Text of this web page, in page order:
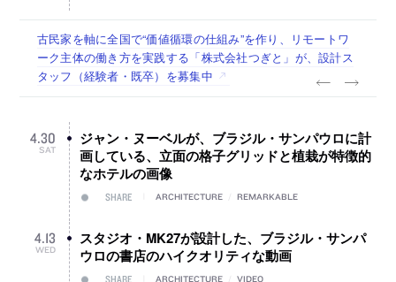
古民家を軸に全国で“価値循環の仕組み”を作り、リモートワ
ーク主体の働き方を実践する「株式会社つぎと」が、設計ス
タッフ（経験者・既卒）を募集中
リノベる株式会社が、設計パートナー (業務委託) を募集中
社会への影響力のある建築を手掛け、スタッフ同士で助け合
う環境づくりも行う「E.A.S.T.architects」が、設計スタッフ
（経験者・既卒・2027年新卒）を募集中
代官山を拠点に活動する「梅澤竜也 / ALA INC.」が、設計ス
タッフ・アルバイト・事務職を募集中
住宅や共同住宅などを手掛け、“合理的でシンプルなデザイ
ン”を志向する「PANDA：山本浩三建築設計事務所」が、設
計スタッフ（経験者・既卒・2027年新卒）を募集中
4.30
SAT
ジャン・ヌーベルが、ブラジル・サンパウロに計
画している、立面の格子グリッドと植栽が特徴的
なホテルの画像
SHARE ARCHITECTURE REMARKABLE
4.13
WED
スタジオ・MK27が設計した、ブラジル・サンパ
ウロの書店のハイクオリティな動画
SHARE ARCHITECTURE VIDEO